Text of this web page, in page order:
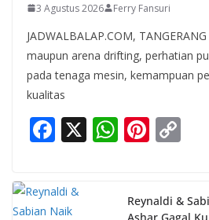
3 Agustus 2026 Ferry Fansuri
JADWALBALAP.COM,
maupun arena drifting, perhatian
pada tenaga mesin, kemampuan
kualitas
F
e
b
X W
s
Pi
e y
Reynaldi &